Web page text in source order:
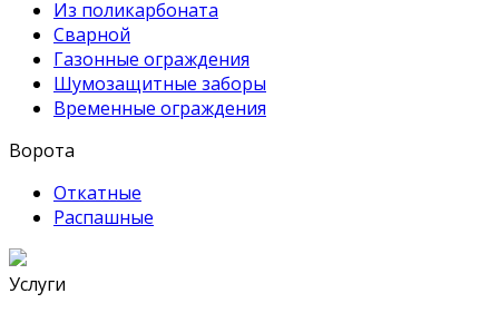
Из поликарбоната
Сварной
Газонные ограждения
Шумозащитные заборы
Временные ограждения
Ворота
Откатные
Распашные
Услуги